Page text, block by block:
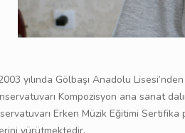
yılında Gölbaşı Anadolu
Kompozisyon ana sanat
Erken Müzik Eğitimi